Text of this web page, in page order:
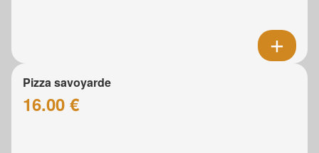
Pizza savoyarde
16.00 €